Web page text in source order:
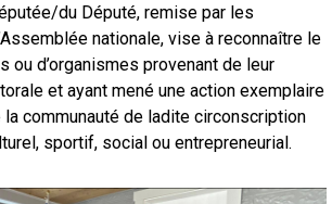
du Député, remise par les
nationale, vise à reconnaître le
ou d’organismes provenant de leur
et ayant mené une action exemplaire
communauté de ladite circonscription
sportif, social ou entrepreneurial.